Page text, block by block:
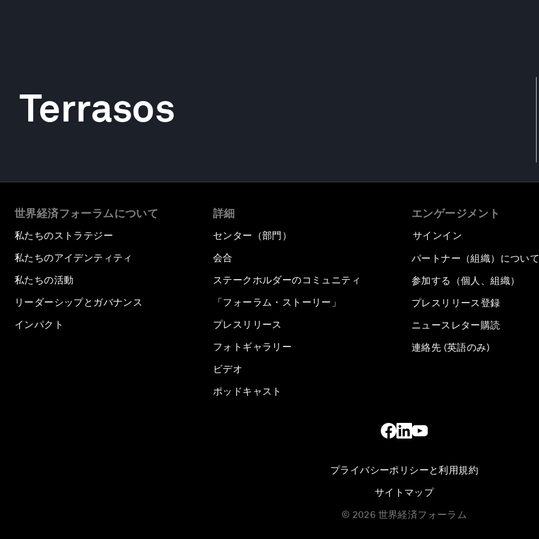
Terrasos
世界経済フォーラムについて
私たちのストラテジー
私たちのアイデンティティ
私たちの活動
リーダーシップとガバナンス
インパクト
詳細
センター（部門）
会合
ステークホルダーのコミュニティ
「フォーラム・ストーリー」
プレスリリース
フォトギャラリー
ビデオ
ポッドキャスト
エンゲージメント
サインイン
パートナー（組織）について
参加する（個人、組織）
プレスリリース登録
ニュースレター購読
連絡先 (英語のみ)
プライバシーポリシーと利用規約
サイトマップ
© 2026 世界経済フォーラム